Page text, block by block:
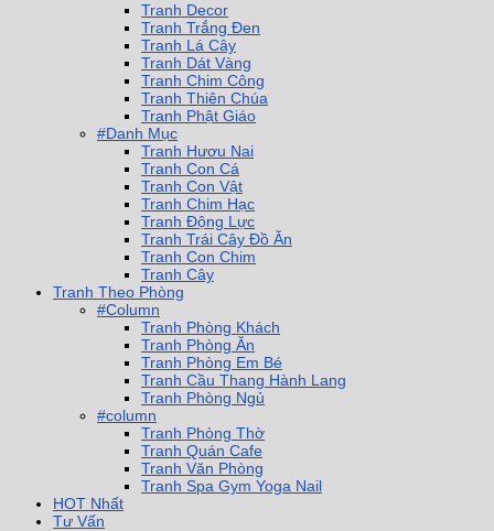
Tranh Decor
Tranh Trắng Đen
Tranh Lá Cây
Tranh Dát Vàng
Tranh Chim Công
Tranh Thiên Chúa
Tranh Phật Giáo
#Danh Mục
Tranh Hươu Nai
Tranh Con Cá
Tranh Con Vật
Tranh Chim Hạc
Tranh Động Lực
Tranh Trái Cây Đồ Ăn
Tranh Con Chim
Tranh Cây
Tranh Theo Phòng
#Column
Tranh Phòng Khách
Tranh Phòng Ăn
Tranh Phòng Em Bé
Tranh Cầu Thang Hành Lang
Tranh Phòng Ngủ
#column
Tranh Phòng Thờ
Tranh Quán Cafe
Tranh Văn Phòng
Tranh Spa Gym Yoga Nail
HOT Nhất
Tư Vấn